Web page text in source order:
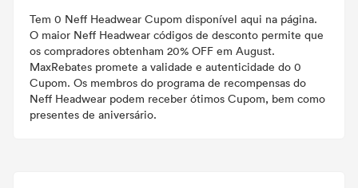
Tem 0 Neff Headwear Cupom disponível aqui na página.
O maior Neff Headwear códigos de desconto permite que
os compradores obtenham 20% OFF em August.
MaxRebates promete a validade e autenticidade do 0
Cupom. Os membros do programa de recompensas do
Neff Headwear podem receber ótimos Cupom, bem como
presentes de aniversário.